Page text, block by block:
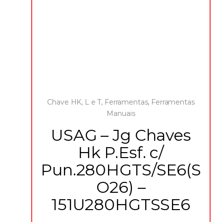
Chave HK, L e T, Ferramentas, Ferramentas
Manuais
USAG – Jg Chaves
Hk P.Esf. c/
Pun.280HGTS/SE6(S
O26) –
151U280HGTSSE6